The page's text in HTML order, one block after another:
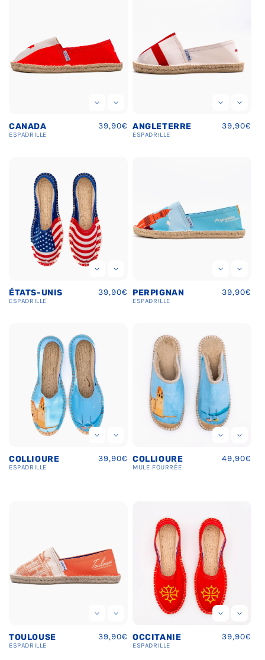
ESPADRILLE
CANADA
Prix
habituel
39,90€
ESPADRILLE
ANGLETERRE
Prix
39,90€
ESPADRILLE
ÉTATS-UNIS
Prix
habituel
39,90€
ESPADRILLE
PERPIGNAN
Prix
39,90€
ESPADRILLE
COLLIOURE
Prix
habituel
39,90€
MULE FOURRÉE
COLLIOURE
Prix
49,90€
ESPADRILLE
TOULOUSE
Prix
habituel
39,90€
ESPADRILLE
OCCITANIE
Prix
39,90€